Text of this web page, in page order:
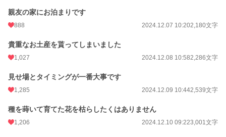
親友の家にお泊まりです
888 2024.12.07 10:202,180文字
貴重なお土産を貰ってしまいました
1,027 2024.12.08 10:582,286文字
見せ場とタイミングが一番大事です
1,285 2024.12.09 10:442,539文字
種を蒔いて育てた花を枯らしたくはありません
1,206 2024.12.10 09:223,001文字